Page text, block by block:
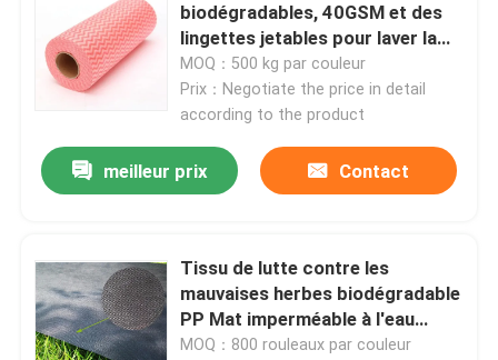
biodégradables, 40GSM et des
lingettes jetables pour laver la
vaisselle
MOQ：500 kg par couleur
Prix：Negotiate the price in detail
according to the product
meilleur prix Contact
Tissu de lutte contre les
mauvaises herbes biodégradable
PP Mat imperméable à l'eau
respirable
MOQ：800 rouleaux par couleur